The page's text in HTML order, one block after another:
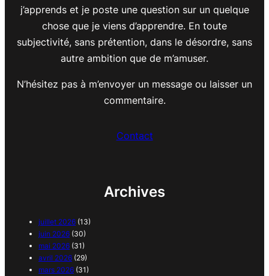
j’apprends et je poste une question sur un quelque
chose que je viens d’apprendre. En toute
subjectivité, sans prétention, dans le désordre, sans
autre ambition que de m’amuser.
N’hésitez pas à m’envoyer un message ou laisser un
commentaire.
Contact
Archives
juillet 2026 (13)
juin 2026 (30)
mai 2026 (31)
avril 2026 (29)
mars 2026 (31)